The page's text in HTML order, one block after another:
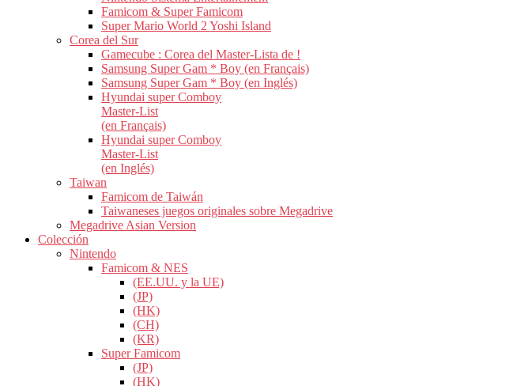
Famicom & Super Famicom
Super Mario World 2 Yoshi Island
Corea del Sur
Gamecube : Corea del Master-Lista de !
Samsung Super Gam * Boy (en Français)
Samsung Super Gam * Boy (en Inglés)
Hyundai super Comboy
Master-List
(en Français)
Hyundai super Comboy
Master-List
(en Inglés)
Taiwan
Famicom de Taiwán
Taiwaneses juegos originales sobre Megadrive
Megadrive Asian Version
Colección
Nintendo
Famicom & NES
(EE.UU. y la UE)
(JP)
(HK)
(CH)
(KR)
Super Famicom
(JP)
(HK)